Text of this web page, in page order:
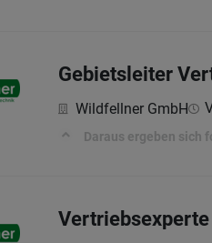
Gebietsleiter
Wildfellner GmbH
Daraus ergeben sich